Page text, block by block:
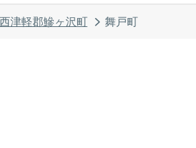
西津軽郡鰺ヶ沢町 舞戸町